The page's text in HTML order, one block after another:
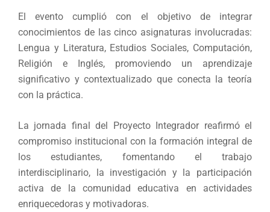
El evento cumplió con el objetivo de integrar
conocimientos de las cinco asignaturas involucradas:
Lengua y Literatura, Estudios Sociales, Computación,
Religión e Inglés, promoviendo un aprendizaje
significativo y contextualizado que conecta la teoría
con la práctica.
La jornada final del Proyecto Integrador reafirmó el
compromiso institucional con la formación integral de
los estudiantes, fomentando el trabajo
interdisciplinario, la investigación y la participación
activa de la comunidad educativa en actividades
enriquecedoras y motivadoras.